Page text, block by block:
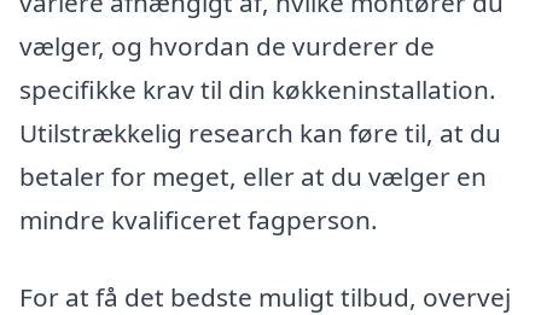
vælger, og hvordan de vurderer de
specifikke krav til din køkkeninstallation.
Utilstrækkelig research kan føre til, at du
betaler for meget, eller at du vælger en
mindre kvalificeret fagperson.
For at få det bedste muligt tilbud, overvej